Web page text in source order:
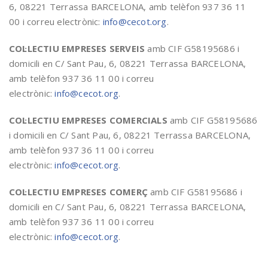
6, 08221 Terrassa BARCELONA, amb telèfon 937 36 11
00 i correu electrònic: info@cecot.org.
COL·LECTIU EMPRESES SERVEIS amb CIF G58195686 i
domicili en C/ Sant Pau, 6, 08221 Terrassa BARCELONA,
amb telèfon 937 36 11 00 i correu
electrònic:info@cecot.org.
COL·LECTIU EMPRESES COMERCIALS amb CIF G58195686
i domicili en C/ Sant Pau, 6, 08221 Terrassa BARCELONA,
amb telèfon 937 36 11 00 i correu
electrònic:info@cecot.org.
COL·LECTIU EMPRESES COMERÇ amb CIF G58195686 i
domicili en C/ Sant Pau, 6, 08221 Terrassa BARCELONA,
amb telèfon 937 36 11 00 i correu
electrònic:info@cecot.org.